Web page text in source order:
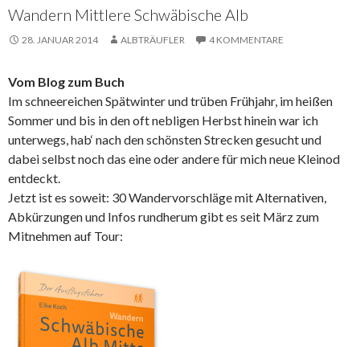
Wandern Mittlere Schwäbische Alb
28. JANUAR 2014 ALBTRÄUFLER 4 KOMMENTARE
Vom Blog zum Buch
Im schneereichen Spätwinter und trüben Frühjahr, im heißen
Sommer und bis in den oft nebligen Herbst hinein war ich
unterwegs, hab‘ nach den schönsten Strecken gesucht und
dabei selbst noch das eine oder andere für mich neue Kleinod
entdeckt.
Jetzt ist es soweit: 30 Wandervorschläge mit Alternativen,
Abkürzungen und Infos rundherum gibt es seit März zum
Mitnehmen auf Tour: